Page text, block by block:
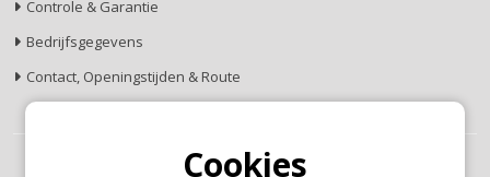
Controle & Garantie
Bedrijfsgegevens
Contact, Openingstijden & Route
© Copyright 2026 -Gerealiseerd door
Cookies